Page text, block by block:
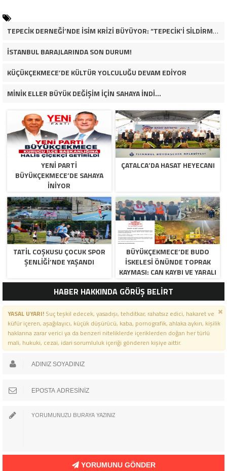
TEPECİK DERNEĞİ’NDE İSİM KRİZİ BÜYÜYOR: “TEPECİK’İ SİLDİRMEYECEĞİZ”
İSTANBUL BARAJLARINDA SON DURUM!
KÜÇÜKÇEKMECE’DE KÜLTÜR YOLCULUĞU DEVAM EDİYOR
MİNİK ELLER BÜYÜK DEĞİŞİM İÇİN SAHAYA İNDİ…
YENİ PARTİ
BÜYÜKÇEKMECE’DE SAHAYA
İNİYOR
ÇATALCA’DA HASAT HEYECANI
TATİL COŞKUSU ÇOCUK SPOR
ŞENLİĞİ’NDE YAŞANDI
BÜYÜKÇEKMECE’DE BUDO
İSKELESİ ÖNÜNDE TOPRAK
KAYMASI: CAN KAYBI VE YARALI
YOK…
HABER HAKKINDA GÖRÜŞ BELİRT
YASAL UYARI!Suç teşkil edecek, yasadışı, tehditkar, rahatsız edici, hakaret ve
küfür içeren, aşağılayıcı, küçük düşürücü, kaba, pornografik, ahlaka aykırı, kişilik
haklarına zarar verici ya da benzeri niteliklerde içeriklerden doğan her türlü
mali, hukuki, cezai, idari sorumluluk içeriği gönderen kişiye aittir.
YORUMUNU GÖNDER